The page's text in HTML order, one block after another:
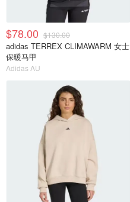
$78.00 $130.00
adidas TERREX CLIMAWARM 女士
保暖马甲
Adidas AU